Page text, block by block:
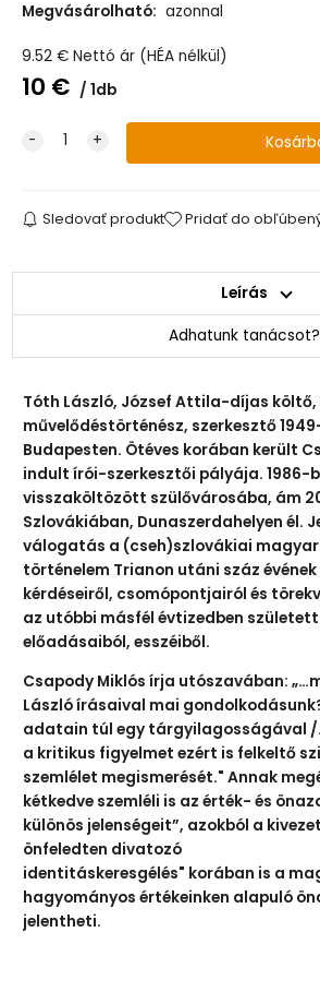
Megvásárolható: azonnal
9.52€ Nettó ár (HÉA nélkül)
10 € 1db
Sledovať produkt Pridať do
Leírás
Adhatunk tanácsot?
Tóth László, József Attila-díjas költő,
művelődéstörténész, szerkesztő
Budapesten. Ötéves korában került
indult írói-szerkesztői pályája. 1986-
visszaköltözött szülővárosába, ám
Szlovákiában, Dunaszerdahelyen él.
válogatás a (cseh)szlovákiai
történelem Trianon utáni száz
kérdéseiről, csomópontjairól és
az utóbbi másfél évtizedben
előadásaiból, esszéiből.
Csapody Miklós írja utószavában:
László írásaival mai
adatain túl egy tárgyilagosságával
a kritikus figyelmet ezért is felkeltő
szemlélet megismerését." Annak
kétkedve szemléli is az érték- és
különös jelenségeit”, azokból a
önfeledten divatozó
identitáskeresgélés" korában is a
hagyományos értékeinken alapuló
jelentheti.